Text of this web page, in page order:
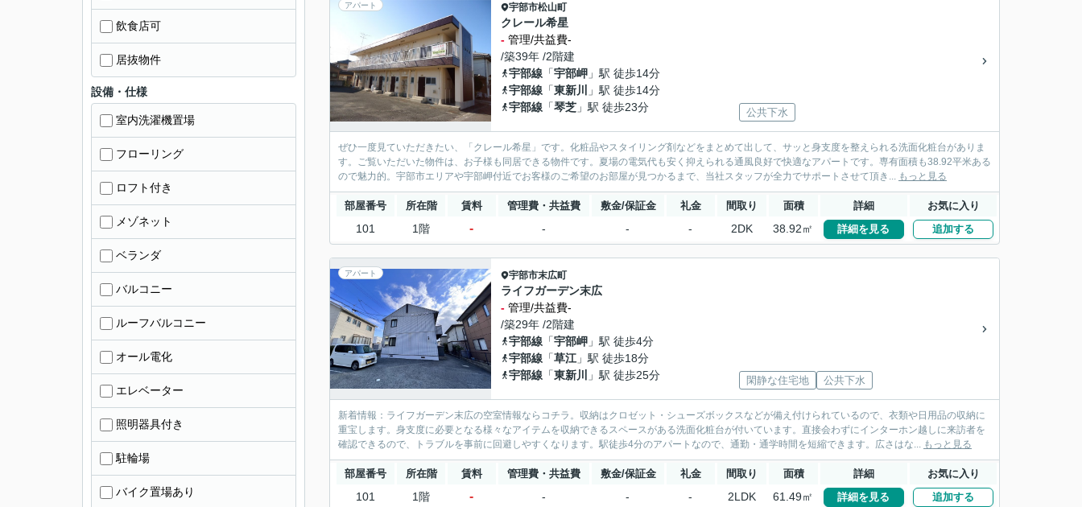
アパート 宇部市松山町
クレール希星
- 管理/共益費-
/築39年 /2階建
宇部線 「宇部岬 」駅 徒歩14分
宇部線 「東新川
」駅 徒歩14分
宇部線 「琴芝 」駅 徒歩23分 公共下水
ぜひ一度見ていただきたい、「クレール希星」です。化粧品やスタイリング剤などをまとめて出して、サッと身支度を整えられる洗面化粧台がありま
す。ご覧いただいた物件は、お子様も同居できる物件です。夏場の電気代も安く抑えられる通風良好で快適なアパートです。専有面積も38.92平米ある
ので魅力的。宇部市エリアや宇部岬付近でお客様のご希望のお部屋が見つかるまで、当社スタッフが全力でサポートさせて頂き... もっと見る
部屋番号 所在階 賃料 管理費・共益費 敷金/保証金 礼金 間取り 面積 詳細 お気に入り
101 1階 - - - - 2DK 38.92㎡ 詳細を見る 追加する
アパート 宇部市末広町
ライフガーデン末広
- 管理/共益費-
/築29年 /2階建
宇部線 「宇部岬 」駅 徒歩4分
宇部線 「草江 」駅 徒歩18分
宇部線 「東新川 」駅 徒歩25分 閑静な住宅地 公共下水
新着情報：ライフガーデン末広の空室情報ならコチラ。収納はクロゼット・シューズボックスなどが備え付けられているので、衣類や日用品の収納に
重宝します。身支度に必要となる様々なアイテムを収納できるスペースがある洗面化粧台が付いています。直接会わずにインターホン越しに来訪者を
確認できるので、トラブルを事前に回避しやすくなります。駅徒歩4分のアパートなので、通勤・通学時間を短縮できます。広さはな... もっと見る
部屋番号 所在階 賃料 管理費・共益費 敷金/保証金 礼金 間取り 面積 詳細 お気に入り
101 1階 - - - - 2LDK 61.49㎡ 詳細を見る 追加する
飲食店可
居抜物件
設備・仕様
室内洗濯機置場
フローリング
ロフト付き
メゾネット
ベランダ
バルコニー
ルーフバルコニー
オール電化
エレベーター
照明器具付き
駐輪場
バイク置場あり